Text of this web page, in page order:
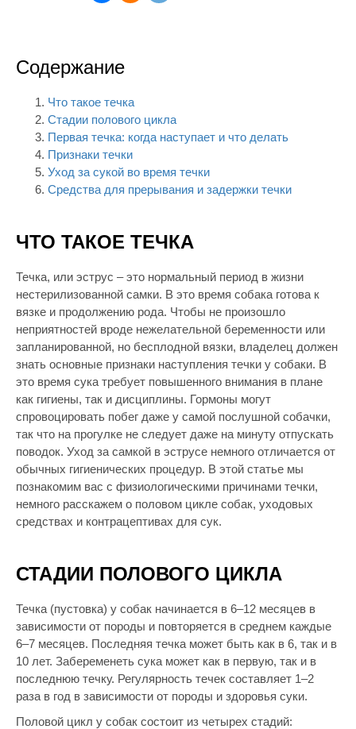
Содержание
Что такое течка
Стадии полового цикла
Первая течка: когда наступает и что делать
Признаки течки
Уход за сукой во время течки
Средства для прерывания и задержки течки
ЧТО ТАКОЕ ТЕЧКА
Течка, или эструс – это нормальный период в жизни
нестерилизованной самки. В это время собака готова к
вязке и продолжению рода. Чтобы не произошло
неприятностей вроде нежелательной беременности или
запланированной, но бесплодной вязки, владелец должен
знать основные признаки наступления течки у собаки. В
это время сука требует повышенного внимания в плане
как гигиены, так и дисциплины. Гормоны могут
спровоцировать побег даже у самой послушной собачки,
так что на прогулке не следует даже на минуту отпускать
поводок. Уход за самкой в эструсе немного отличается от
обычных гигиенических процедур. В этой статье мы
познакомим вас с физиологическими причинами течки,
немного расскажем о половом цикле собак, уходовых
средствах и контрацептивах для сук.
СТАДИИ ПОЛОВОГО ЦИКЛА
Течка (пустовка) у собак начинается в 6–12 месяцев в
зависимости от породы и повторяется в среднем каждые
6–7 месяцев. Последняя течка может быть как в 6, так и в
10 лет. Забеременеть сука может как в первую, так и в
последнюю течку. Регулярность течек составляет 1–2
раза в год в зависимости от породы и здоровья суки.
Половой цикл у собак состоит из четырех стадий: